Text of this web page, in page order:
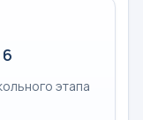
этапа